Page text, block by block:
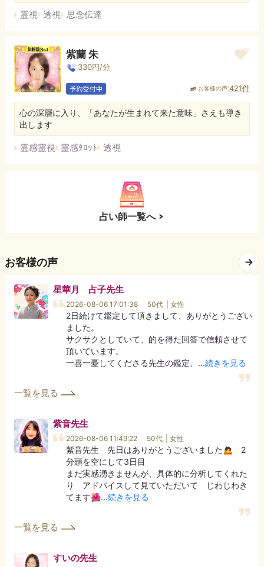
霊視 透視 思念伝達
紫蘭 朱
330円/分
お客様の声:421件
心の深層に入り、「あなたが生まれて来た意味」さえも導き
出します
霊感霊視 霊感ﾀﾛｯﾄ 透視
占い師一覧へ
お客様の声
星華月 占子先生
2026-08-06 17:01:38 50代 | 女性
2日続けて鑑定して頂きまして、ありがとうござい
ました。
サクサクとしていて、的を得た回答で信頼させて
頂いています。
一喜一憂してくださる先生の鑑定、 ...続きを見る
一覧を見る
紫音先生
2026-08-06 11:49:22 50代 | 女性
紫音先生　先日はありがとうございました🙇　2
分頭を空にして3日目
まだ実感湧きませんが、具体的に分析してくれた
り　アドバイスして見ていただいて　じわじわき
てます🌺...続きを見る
一覧を見る
すいの先生